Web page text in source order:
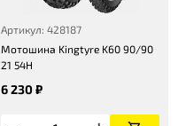
Артикул: 428187
Мотошина Kingtyre K60 90/90
21 54H
6 230 ₽